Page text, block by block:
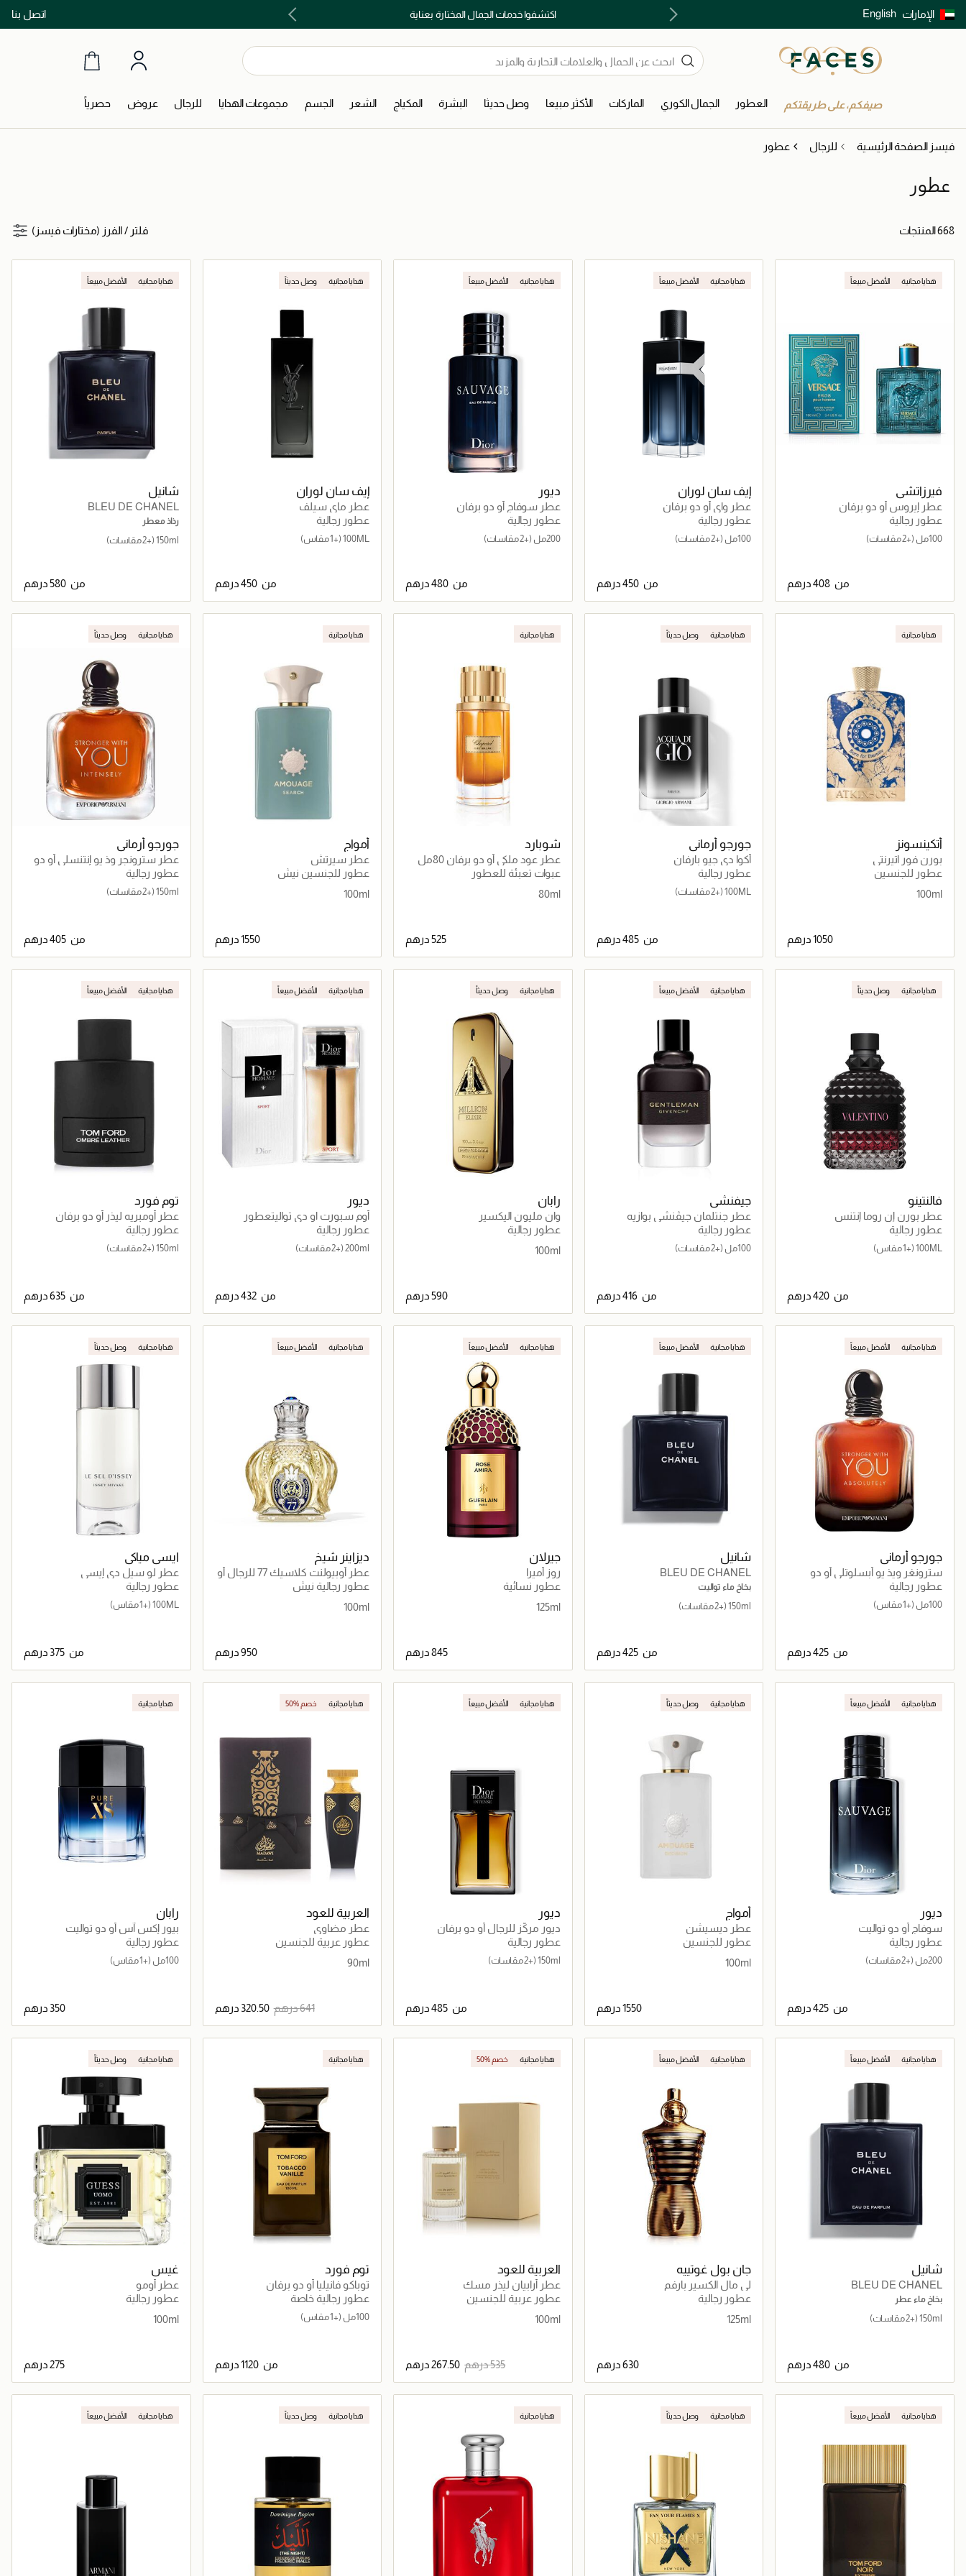
الإمارات English اتصل بنااشتري الآن و ادفع لاحقاً مع تابي و تمارا! اكتشفوا خدمات الجمال المختارة بعناية توصيل سريع على جميع الطلبات ما فوق 299 درهم
صيفكم، على طريقتكم العطور الجمال الكوري الماركات الأكثر مبيعا وصل حديثا البشرة المكياج الشعر الجسم مجموعات الهدايا للرجال عروض حصرياً
فيسز الصفحة الرئيسية للرجال عطور
عطور
668 المنتجات فلتر /الفرز (مختارات فيسز)
هدايا مجانية الأفضل مبيعاً
فيرزاتشي
عطر إيروس أو دو برفان
عطور رجالية
100مل (+2 مقاسات)
من
جاري تحميل التفاصيل
هدايا مجانية الأفضل مبيعاً
إيف سان لوران
عطر واي أو دو برفان
عطور رجالية
100مل (+2 مقاسات)
من ⁦450⁩ درهم
جاري تحميل التفاصيل
هدايا مجانية الأفضل مبيعاً
ديور
عطر سوفاج أو دو برفان
عطور رجالية
200مل (+2 مقاسات)
من
جاري تحميل التفاصيل
هدايا مجانية وصل حديثاً
إيف سان لوران
عطر ماي سيلف
عطور رجالية
100ML (+1 مقاس)
من ⁦450⁩ درهم
جاري تحميل التفاصيل
هدايا مجانية الأفضل مبيعاً
شانيل
BLEU DE CHANEL
رذاذ معطر
150ml (+2 مقاسات)
من
جاري تحميل التفاصيل
هدايا مجانية
أتكينسونز
بورن فور اتيرنتي
عطور للجنسين
100ml
جاري تحميل التفاصيل
هدايا مجانية وصل حديثاً
جورجو أرماني
أكوا دي جيو بارفان
عطور رجالية
100ML (+2 مقاسات)
من ⁦485⁩ درهم
جاري تحميل التفاصيل
هدايا مجانية
شوبارد
عطر عود ملكي أو دو برفان 80مل
عبوات تعبئة للعطور
80ml
جاري تحميل التفاصيل
هدايا مجانية
أمواج
عطر سيرتش
عطور للجنسين نيش
100ml
⁦1550⁩ درهم
جاري تحميل التفاصيل
هدايا مجانية وصل حديثاً
جورجو أرماني
عطر سترونجر وذ يو إنتنسلي أو دو
برفان
عطور رجالية
150ml (+2 مقاسات)
من
جاري تحميل التفاصيل
هدايا مجانية وصل حديثاً
فالنتينو
عطر بورن إن روما إنتنس
عطور رجالية
100ML (+1 مقاس)
من
جاري تحميل التفاصيل
هدايا مجانية الأفضل مبيعاً
جيفنشي
عطر جنتلمان جيڤنشي بوازيه
عطور رجالية
100مل (+2 مقاسات)
من ⁦416⁩ درهم
جاري تحميل التفاصيل
هدايا مجانية وصل حديثاً
رابان
وان مليون اليكسير
عطور رجالية
100ml
جاري تحميل التفاصيل
هدايا مجانية الأفضل مبيعاً
ديور
أوم سبورت او دي تواليتعطور
عطور رجالية
200ml (+2 مقاسات)
من ⁦432⁩ درهم
جاري تحميل التفاصيل
هدايا مجانية الأفضل مبيعاً
توم فورد
عطر أومبريه ليذر أو دو برفان
عطور رجالية
150ml (+2 مقاسات)
من
جاري تحميل التفاصيل
هدايا مجانية الأفضل مبيعاً
جورجو أرماني
سترونغر ويذ يو أبسلوتلي أو دو
برفان
عطور رجالية
100مل (+1 مقاس)
من
جاري تحميل التفاصيل
هدايا مجانية الأفضل مبيعاً
شانيل
BLEU DE CHANEL
بخاخ ماء تواليت
150ml (+2 مقاسات)
من ⁦425⁩ درهم
جاري تحميل التفاصيل
هدايا مجانية الأفضل مبيعاً
جيرلان
روز أميرا
عطور نسائية
125ml
جاري تحميل التفاصيل
هدايا مجانية الأفضل مبيعاً
ديزاينر شيخ
عطر أوبيولنت كلاسيك 77 للرجال أو
دو برفان 100مل
عطور رجالية نيش
100ml
⁦950⁩ درهم
جاري تحميل التفاصيل
هدايا مجانية وصل حديثاً
ايسي مياكي
عطر لو سيل دي إيسي
عطور رجالية
100ML (+1 مقاس)
من
جاري تحميل التفاصيل
هدايا مجانية الأفضل مبيعاً
ديور
سوفاج أو دو تواليت
عطور رجالية
200مل (+2 مقاسات)
من
جاري تحميل التفاصيل
هدايا مجانية وصل حديثاً
أمواج
عطر ديسيشن
عطور للجنسين
100ml
⁦1550⁩ درهم
جاري تحميل التفاصيل
هدايا مجانية الأفضل مبيعاً
ديور
ديور مركّز للرجال أو دو برفان
عطور رجالية
150ml (+2 مقاسات)
من
جاري تحميل التفاصيل
هدايا مجانية 50% خصم
العربية للعود
عطر مضاوي
عطور عربية للجنسين
90ml
⁦641⁩ درهم ⁦320.50⁩ درهم
جاري تحميل التفاصيل
هدايا مجانية
رابان
بيور إكس آس أو دو تواليت
عطور رجالية
100مل (+1 مقاس)
جاري تحميل التفاصيل
هدايا مجانية الأفضل مبيعاً
شانيل
BLEU DE CHANEL
بخاخ ماء عطر
150ml (+2 مقاسات)
من
جاري تحميل التفاصيل
هدايا مجانية الأفضل مبيعاً
جان بول غوتييه
لي مال الكسير بارفم
عطور رجالية
125ml
⁦630⁩ درهم
جاري تحميل التفاصيل
هدايا مجانية 50% خصم
العربية للعود
عطر أرابيان ليذر مسك
عطور عربية للجنسين
100ml
جاري تحميل التفاصيل
هدايا مجانية
توم فورد
توباكو فانيليا أو دو برفان
عطور رجالية خاصة
100مل (+1 مقاس)
من ⁦1120⁩ درهم
جاري تحميل التفاصيل
هدايا مجانية وصل حديثاً
حصرياً عبر المتجر الإلكتروني
غيس
عطر أومو
عطور رجالية
100ml
جاري تحميل التفاصيل
هدايا مجانية الأفضل مبيعاً هدايا مجانية وصل حديثاً هدايا مجانية هدايا مجانية وصل حديثاً هدايا مجانية الأفضل مبيعاً